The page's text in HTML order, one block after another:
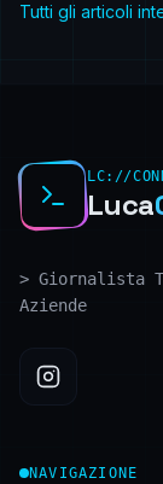
Tutti gli articoli
LC://
Luca
> Giornalista
Aziende
NAVIGAZIONE